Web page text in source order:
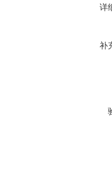
详
补